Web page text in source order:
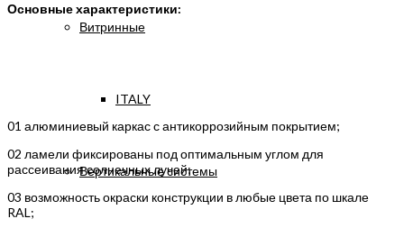
Витринные
ITALY
Вертикальные системы
Основные характеристики:
01 алюминиевый каркас с антикоррозийным покрытием;
02 ламели фиксированы под оптимальным углом для
рассеивания солнечных лучей;
03 возможность окраски конструкции в любые цвета по шкале
RAL;